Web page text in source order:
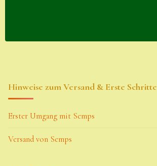
Hinweise zum Versand & Erste Schritte
Erster Umgang mit Semps
Versand von Semps